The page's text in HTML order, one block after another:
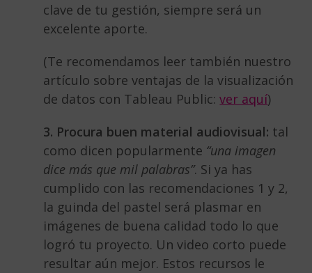
clave de tu gestión, siempre será un
excelente aporte.
(Te recomendamos leer también nuestro
artículo sobre ventajas de la visualización
de datos con Tableau Public:ver aquí)
3. Procura buen material audiovisual: tal
como dicen popularmente “una imagen
dice más que mil palabras”. Si ya has
cumplido con las recomendaciones 1 y 2,
la guinda del pastel será plasmar en
imágenes de buena calidad todo lo que
logró tu proyecto. Un video corto puede
resultar aún mejor. Estos recursos le